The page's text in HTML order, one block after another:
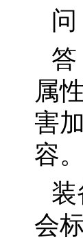
属
害
容。
装
会